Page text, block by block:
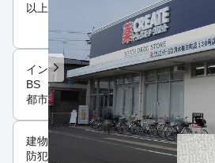
以上
インフラ
BS
都市ガス
建物設備
防犯カメラ